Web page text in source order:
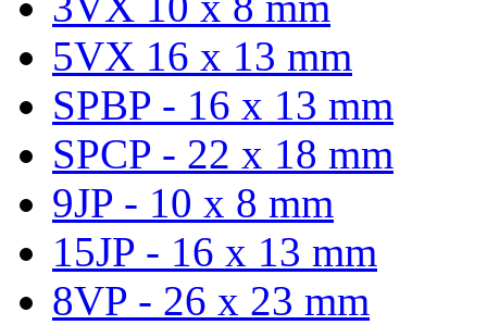
5VX 16 x 13 mm
SPBP - 16 x 13 mm
SPCP - 22 x 18 mm
9JP - 10 x 8 mm
15JP - 16 x 13 mm
8VP - 26 x 23 mm